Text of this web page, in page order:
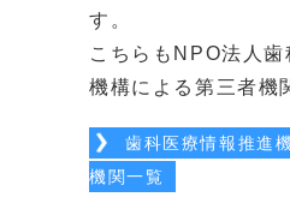
す。
こちらもNPO法人
機構による第三者機
歯科医療情報推進
機関一覧